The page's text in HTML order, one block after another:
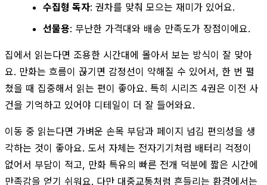
수집형 독자: 권차를 맞춰 모으는 재미가 있어요.
선물용: 무난한 가격대와 배송 만족도가 장점이에요.
집에서 읽는다면 조용한 시간대에 몰아서 보는 방식이 잘 맞아
요. 만화는 흐름이 끊기면 감정선이 약해질 수 있어서, 한 번 펼
쳤을 때 집중해서 읽는 편이 좋아요. 특히 시리즈 4권은 이전 사
건을 기억하고 있어야 디테일이 더 잘 들어와요.
이동 중 읽는다면 가벼운 손목 부담과 페이지 넘김 편의성을 생
각하는 것이 좋아요. 도서 자체는 전자기기처럼 배터리 걱정이
없어서 부담이 적고, 만화 특유의 빠른 전개 덕분에 짧은 시간에
만족감을 얻기 쉬워요. 다만 대중교통처럼 흔들리는 환경에서는